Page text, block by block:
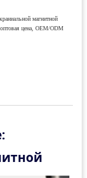
магнитной
цена, OEM/ODM